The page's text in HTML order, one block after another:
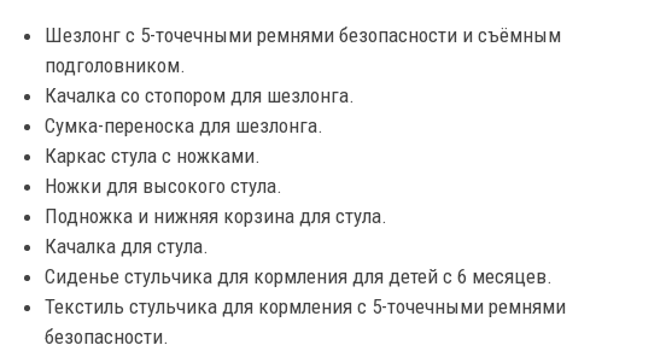
Шезлонг с 5-точечными ремнями безопасности и съёмным
подголовником.
Качалка со стопором для шезлонга.
Сумка-переноска для шезлонга.
Каркас стула с ножками.
Ножки для высокого стула.
Подножка и нижняя корзина для стула.
Качалка для стула.
Сиденье стульчика для кормления для детей с 6 месяцев.
Текстиль стульчика для кормления с 5-точечными ремнями
безопасности.